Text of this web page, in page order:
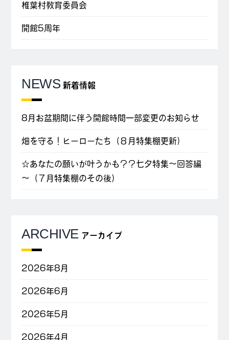
椎葉村教育委員会
開館5周年
NEWS 新着情報
8月お盆期間に伴う開館時間一部変更のお知らせ
畑を守る！ヒーローたち（８月特集棚更新）
☆あなたの願いが叶うかも？？七夕特集～回答編
～（７月特集棚のその後）
ARCHIVE アーカイブ
2026年8月
2026年6月
2026年5月
2026年4月